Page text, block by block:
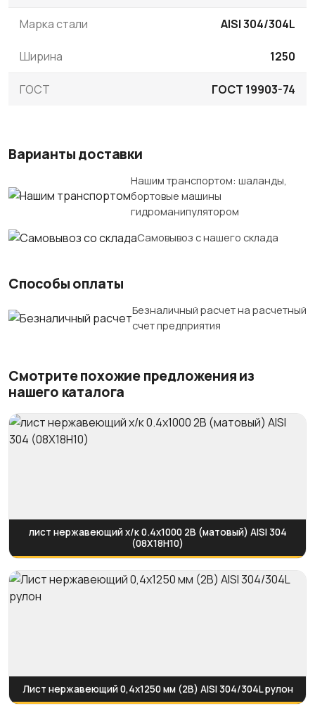
Марка стали AISI 304/304L
Ширина 1250
ГОСТ ГОСТ 19903-74
Варианты доставки
Нашим транспортом: шаланды,
бортовые машины
гидроманипулятором
Самовывоз с нашего склада
Способы оплаты
Безналичный расчет на расчетный
счет предприятия
Смотрите похожие предложения из
нашего каталога
лист нержавеющий х/к 0.4х1000 2B (матовый) AISI 304
(08Х18Н10)
Лист нержавеющий 0,4х1250 мм (2B) AISI 304/304L рулон